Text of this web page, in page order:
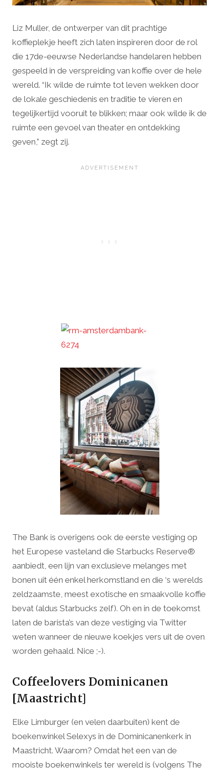
Liz Muller, de ontwerper van dit prachtige
koffieplekje heeft zich laten inspireren door de rol
die 17de-eeuwse Nederlandse handelaren hebben
gespeeld in de verspreiding van koffie over de hele
wereld. “Ik wilde de ruimte tot leven wekken door
de lokale geschiedenis en traditie te vieren en
tegelijkertijd vooruit te blikken; maar ook wilde ik de
ruimte een gevoel van theater en ontdekking
geven,” zegt zij.
The Bank is overigens ook de eerste vestiging op
het Europese vasteland die Starbucks Reserve®
aanbiedt, een lijn van exclusieve melanges met
bonen uit één enkel herkomstland en die ‘s werelds
zeldzaamste, meest exotische en smaakvolle koffie
bevat (aldus Starbucks zelf). Oh en in de toekomst
laten de barista’s van deze vestiging via Twitter
weten wanneer de nieuwe koekjes vers uit de oven
worden gehaald. Nice ;-).
Coffeelovers Dominicanen
[Maastricht]
Elke Limburger (en velen daarbuiten) kent de
boekenwinkel Selexys in de Dominicanenkerk in
Maastricht. Waarom? Omdat het een van de
mooiste boekenwinkels ter wereld is (volgens The